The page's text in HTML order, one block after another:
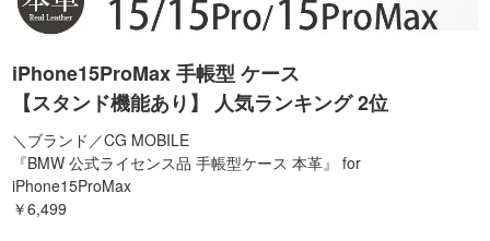
iPhone15ProMax 手帳型 ケース
【スタンド機能あり】 人気ランキング 2位
＼ブランド／CG MOBILE
『BMW 公式ライセンス品 手帳型ケース 本革』 for
iPhone15ProMax
￥6,499